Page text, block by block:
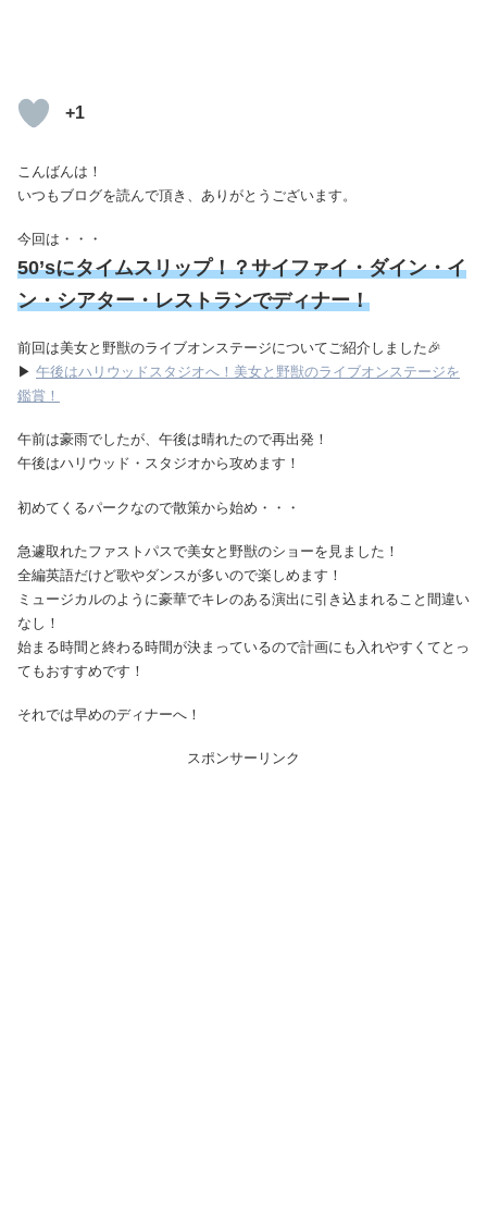
+1
こんばんは！
いつもブログを読んで頂き、ありがとうございます。
今回は・・・
50’sにタイムスリップ！？サイファイ・ダイン・イ
ン・シアター・レストランでディナー！
前回は美女と野獣のライブオンステージについてご紹介しました🎉
▶ 午後はハリウッドスタジオへ！美女と野獣のライブオンステージを
鑑賞！
午前は豪雨でしたが、午後は晴れたので再出発！
午後はハリウッド・スタジオから攻めます！
初めてくるパークなので散策から始め・・・
急遽取れたファストパスで美女と野獣のショーを見ました！
全編英語だけど歌やダンスが多いので楽しめます！
ミュージカルのように豪華でキレのある演出に引き込まれること間違い
なし！
始まる時間と終わる時間が決まっているので計画にも入れやすくてとっ
てもおすすめです！
それでは早めのディナーへ！
スポンサーリンク